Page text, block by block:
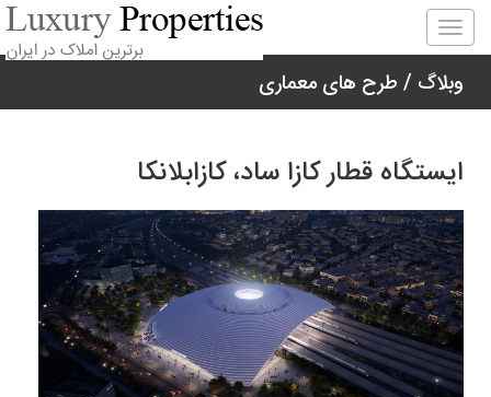
وبلاگ / طرح های معماری
ایستگاه قطار کازا ساد، کازابلانکا